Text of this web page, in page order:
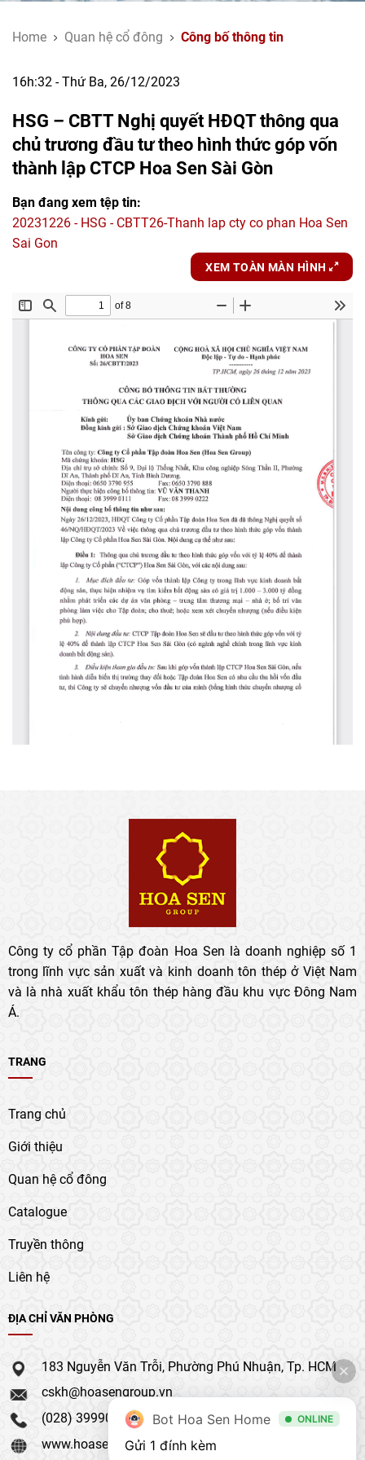
Home Quan hệ cổ đông Công bố thông tin
16h:32 - Thứ Ba, 26/12/2023
HSG – CBTT Nghị quyết HĐQT thông qua
chủ trương đầu tư theo hình thức góp vốn
thành lập CTCP Hoa Sen Sài Gòn
Bạn đang xem tệp tin:
20231226 - HSG - CBTT26-Thanh lap cty co phan Hoa Sen
Sai Gon
XEM TOÀN MÀN HÌNH
Công ty cổ phần Tập đoàn Hoa Sen là doanh nghiệp số 1
trong lĩnh vực sản xuất và kinh doanh tôn thép ở Việt Nam
và là nhà xuất khẩu tôn thép hàng đầu khu vực Đông Nam
Á.
TRANG
Trang chủ
Giới thiệu
Quan hệ cổ đông
Catalogue
Truyền thông
Liên hệ
ĐỊA CHỈ VĂN PHÒNG
183 Nguyễn Văn Trỗi, Phường Phú Nhuận, Tp. HCM
cskh@hoasengroup.vn
(028) 39990 111
www.hoasengroup.vn
Bot Hoa Sen Home ONLINE
Gửi 1 đính kèm